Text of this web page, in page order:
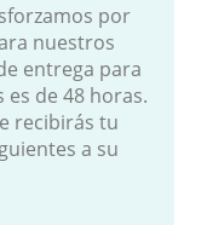
por
nuestros
entrega para
de 48 horas.
recibirás tu
a su